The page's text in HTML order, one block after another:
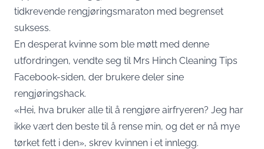
tidkrevende rengjøringsmaraton med begrenset
suksess.
En desperat kvinne som ble møtt med denne
utfordringen, vendte seg til Mrs Hinch Cleaning Tips
Facebook-siden, der brukere deler sine
rengjøringshack.
«Hei, hva bruker alle til å rengjøre airfryeren? Jeg har
ikke vært den beste til å rense min, og det er nå mye
tørket fett i den», skrev kvinnen i et innlegg.